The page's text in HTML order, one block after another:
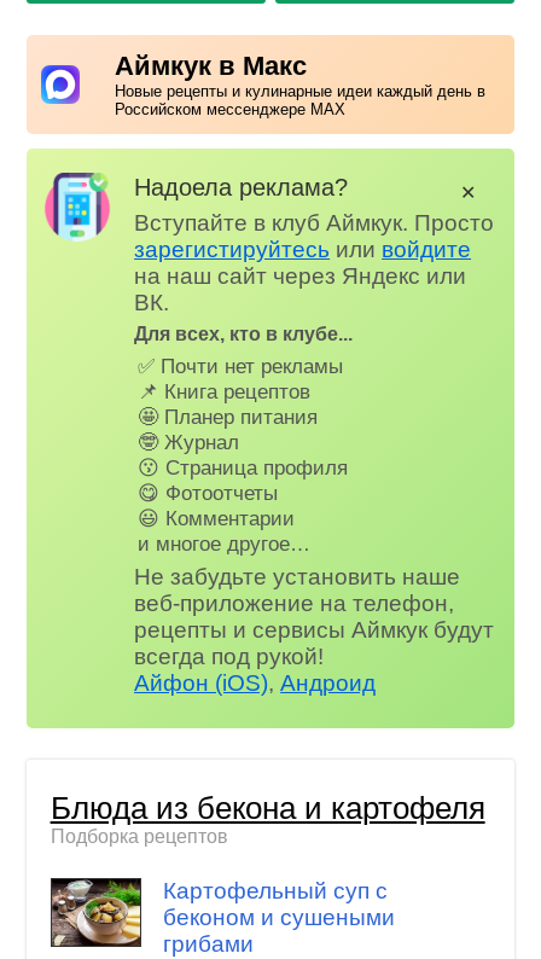
Аймкук в Макс
Новые рецепты и кулинарные идеи каждый день в
Российском мессенджере MAX
Надоела реклама?
Вступайте в клуб Аймкук. Просто
зарегистируйтесь или войдите
на наш сайт через Яндекс или
ВК.
Для всех, кто в клубе...
✅ Почти нет рекламы
📌 Книга рецептов
🤩 Планер питания
🤓 Журнал
😗 Страница профиля
😋 Фотоотчеты
😃 Комментарии
и многое другое…
Не забудьте установить наше
веб-приложение на телефон,
рецепты и сервисы Аймкук будут
всегда под рукой!
Айфон (iOS),Андроид
✕
Блюда из бекона и картофеля
Подборка рецептов
Картофельный суп с
беконом и сушеными
грибами